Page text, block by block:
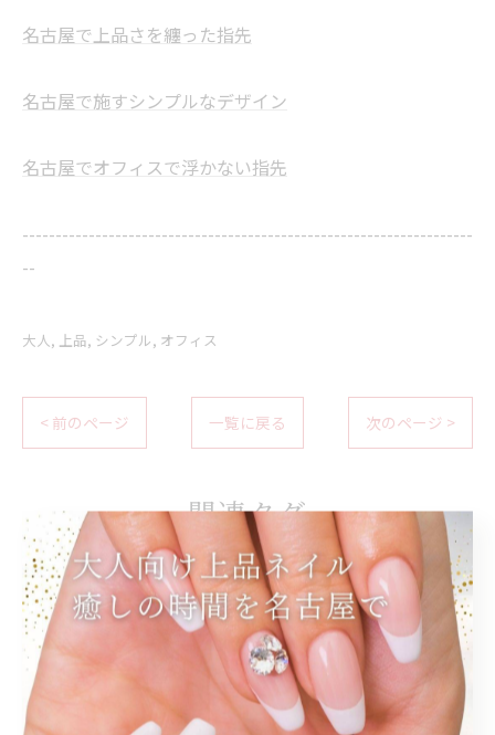
名古屋で上品さを纏った指先
名古屋で施すシンプルなデザイン
名古屋でオフィスで浮かない指先
--------------------------------------------------------------------
--
大人 上品 シンプル オフィス
< 前のページ 一覧に戻る 次のページ >
関連タグ
#名古屋駅ネイルサロン
#プライベートサロン
#大人ネイル
#ラメネイル
#秋ネイル
#グラデーション